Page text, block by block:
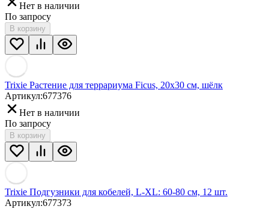
Нет в наличии
По запросу
В корзину
Trixie Растение для террариума Ficus, 20х30 см, шёлк
Артикул:677376
Нет в наличии
По запросу
В корзину
Trixie Подгузники для кобелей, L-XL: 60-80 см, 12 шт.
Артикул:677373